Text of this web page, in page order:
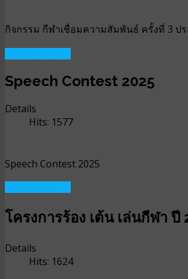
กิจกรรม กีฬาเชื่อมความสัมพันธ์ ครั้งที่ 3 ปร
Speech Contest 2025
Details
Hits: 1577
Speech Contest 2025
โครงการร้อง เต้น เล่นกีฬา ปี
Details
Hits: 1624